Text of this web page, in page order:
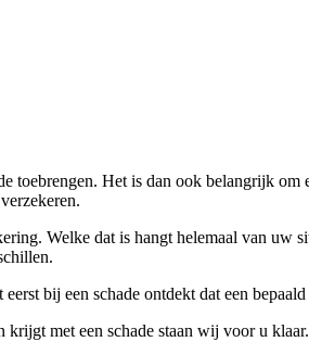
Het is dan ook belangrijk om
Welke dat is hangt helemaal van uw
bij een schade ontdekt dat een
met een schade staan wij voor u